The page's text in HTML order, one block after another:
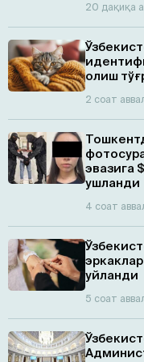
20 дақиқа
олиш
2 соат
эвазига
ушланди
4 соат
уйланди
5 соат